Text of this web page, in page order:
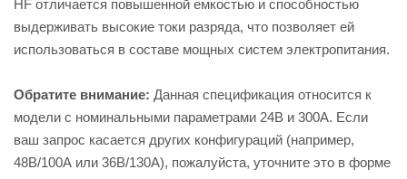
HF отличается повышенной емкостью и способностью
выдерживать высокие токи разряда, что позволяет ей
использоваться в составе мощных систем электропитания.
Обратите внимание: Данная спецификация относится к
модели с номинальными параметрами 24В и 300А. Если
ваш запрос касается других конфигураций (например,
48В/100А или 36В/130А), пожалуйста, уточните это в форме